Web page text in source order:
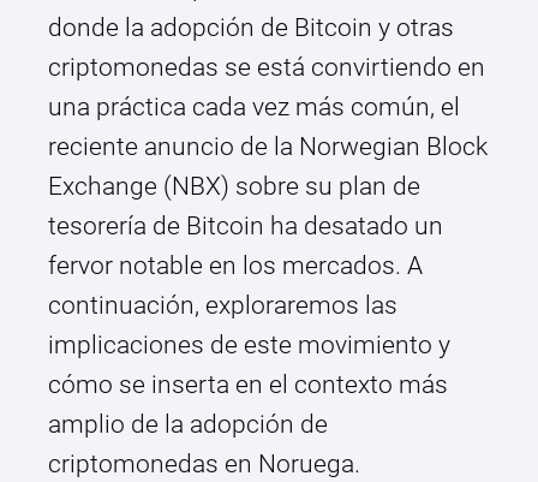
donde la adopción de Bitcoin y otras
criptomonedas se está convirtiendo en
una práctica cada vez más común, el
reciente anuncio de la Norwegian Block
Exchange (NBX) sobre su plan de
tesorería de Bitcoin ha desatado un
fervor notable en los mercados. A
continuación, exploraremos las
implicaciones de este movimiento y
cómo se inserta en el contexto más
amplio de la adopción de
criptomonedas en Noruega.